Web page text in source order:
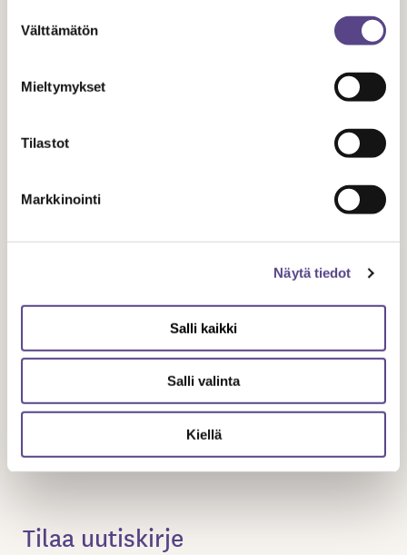
valinta
Välttämätön
Mieltymykset
Tilastot
Markkinointi
Näytä tiedot
Salli kaikki
Salli valinta
Kiellä
produktiokohtaisesti erilliskorvauksena, jonka suuruus
osana tehtäväkohtaista kuukausipalkkaa.
Tätä suositusta sovellettaessa on otettava huomioon se,
toiminnaltaan toisistaan. Jokainen teatteri toimii omaan
tilanteeseensa sopivimmalla tavalla kiinnittäessään
huomiota suunnittelevien mestareiden tekemään
Tilaa uutiskirje